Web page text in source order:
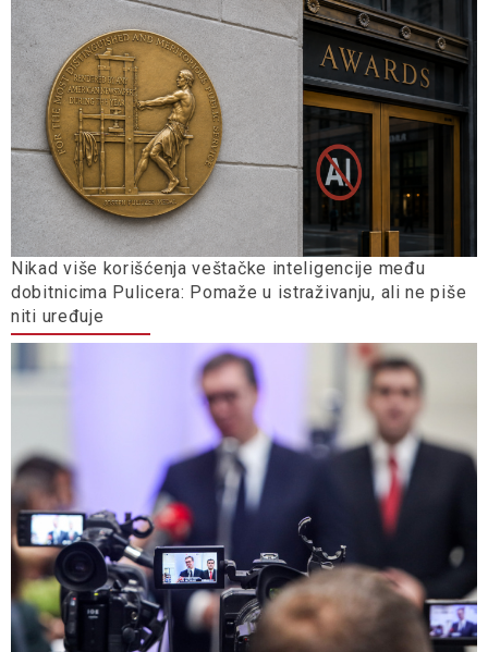
Nikad više korišćenja veštačke inteligencije među
dobitnicima Pulicera: Pomaže u istraživanju, ali ne piše
niti uređuje